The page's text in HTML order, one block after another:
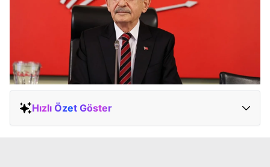
Hızlı Özet Göster